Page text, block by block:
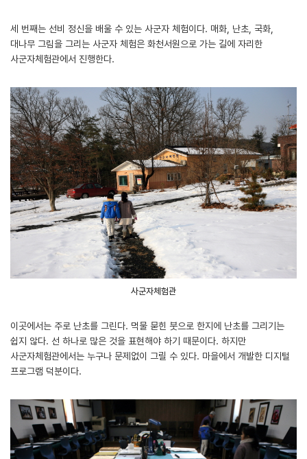
세 번째는 선비 정신을 배울 수 있는 사군자 체험이다. 매화, 난초, 국화,
대나무 그림을 그리는 사군자 체험은 화천서원으로 가는 길에 자리한
사군자체험관에서 진행한다.
사군자체험관
이곳에서는 주로 난초를 그린다. 먹물 묻힌 붓으로 한지에 난초를 그리기는
쉽지 않다. 선 하나로 많은 것을 표현해야 하기 때문이다. 하지만
사군자체험관에서는 누구나 문제없이 그릴 수 있다. 마을에서 개발한 디지털
프로그램 덕분이다.